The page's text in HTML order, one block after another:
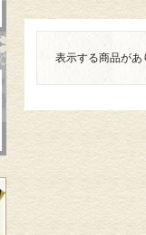
表示する商品があ